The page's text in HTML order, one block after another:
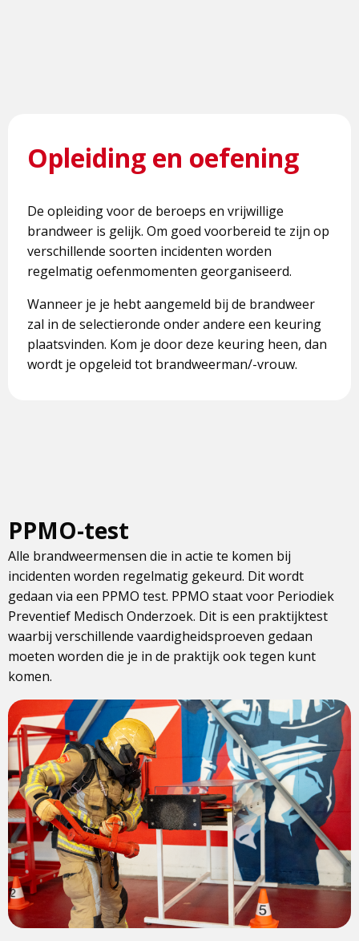
Opleiding en oefening
De opleiding voor de beroeps en vrijwillige
brandweer is gelijk. Om goed voorbereid te zijn op
verschillende soorten incidenten worden
regelmatig oefenmomenten georganiseerd.
Wanneer je je hebt aangemeld bij de brandweer
zal in de selectieronde onder andere een keuring
plaatsvinden. Kom je door deze keuring heen, dan
wordt je opgeleid tot brandweerman/-vrouw.
PPMO-test
Alle brandweermensen die in actie te komen bij
incidenten worden regelmatig gekeurd. Dit wordt
gedaan via een PPMO test. PPMO staat voor Periodiek
Preventief Medisch Onderzoek. Dit is een praktijktest
waarbij verschillende vaardigheidsproeven gedaan
moeten worden die je in de praktijk ook tegen kunt
komen.